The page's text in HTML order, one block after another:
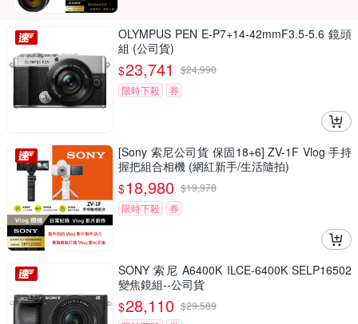
OLYMPUS PEN E-P7+14-42mmF3.5-5.6 鏡頭
組 (公司貨)
$23,741 $24,990
限時下殺
券
[Sony 索尼公司貨 保固18+6] ZV-1F Vlog 手持
握把組合相機 (網紅新手/生活隨拍)
$18,980 $19,978
限時下殺
券
SONY 索尼 A6400K ILCE-6400K SELP16502
變焦鏡組--公司貨
$28,110 $29,589